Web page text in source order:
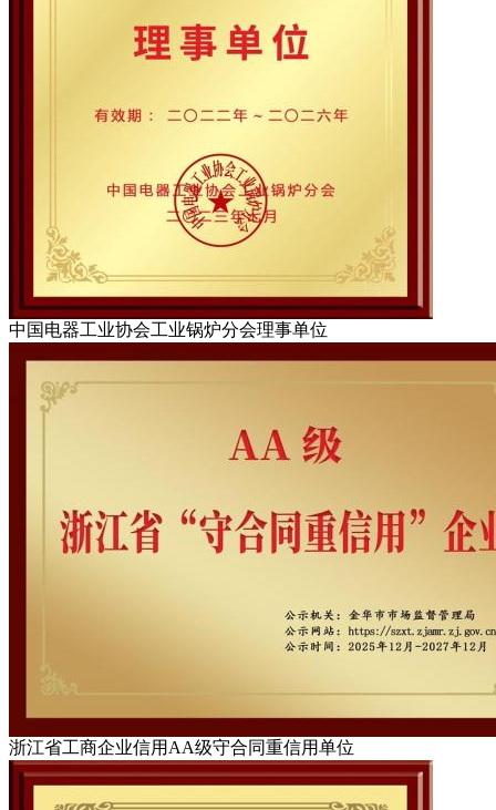
中国电器工业协会工业锅炉分会理事单位
浙江省工商企业信用AA级守合同重信用单位